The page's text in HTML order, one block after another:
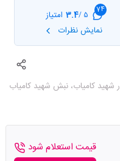
74
5 /
3.4 امتیاز
نمایش نظرات
شهید کامیاب، نبش شهید کامیاب
قیمت استعلام شود